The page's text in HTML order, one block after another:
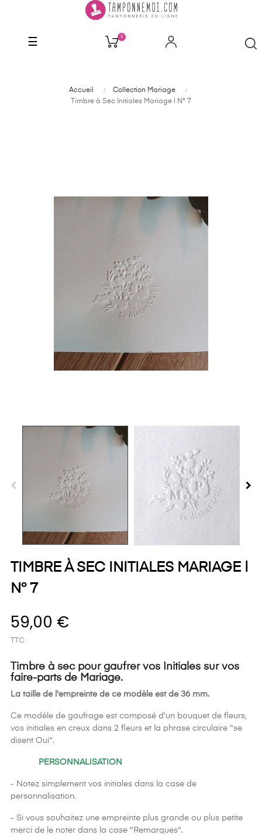
Basculer
☰ 0
Accueil
Collection Mariage
Timbre à Sec Initiales Mariage | N° 7
TIMBRE À SEC INITIALES MARIAGE |
N° 7
59,00 €
TTC
Timbre à sec pour gaufrer vos Initiales sur vos
faire-parts de Mariage.
La taille de l'empreinte de ce modèle est de 36 mm.
Ce modèle de gaufrage est composé d'un bouquet de fleurs,
vos initiales en creux dans 2 fleurs et la phrase circulaire "se
disent Oui".
PERSONNALISATION
- Notez simplement vos initiales dans la case de
personnalisation.
- Si vous souhaitez une empreinte plus grande ou plus petite
merci de le noter dans la case "Remarques".